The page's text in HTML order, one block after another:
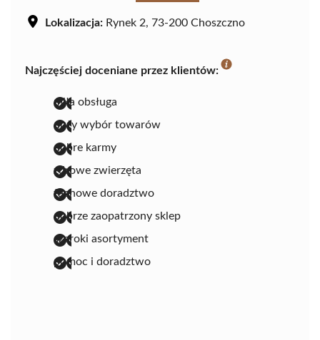
Lokalizacja: Rynek 2, 73-200 Choszczno
Najczęściej doceniane przez klientów:
miła obsługa
duży wybór towarów
dobre karmy
zdrowe zwierzęta
fachowe doradztwo
dobrze zaopatrzony sklep
szeroki asortyment
pomoc i doradztwo